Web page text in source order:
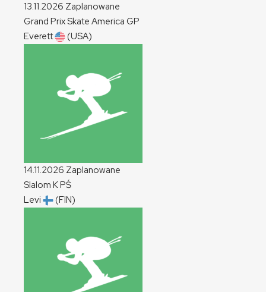
13.11.2026 Zaplanowane
Grand Prix Skate America GP
Everett
(USA)
14.11.2026 Zaplanowane
Slalom KPŚ
Levi
(FIN)